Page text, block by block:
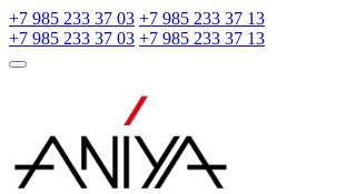
+7 985 233 37 03 +7 985 233 37 13
+7 985 233 37 03 +7 985 233 37 13